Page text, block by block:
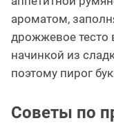
ароматом,
дрожжевое тесто
начинкой из
поэтому пирог
Советы по